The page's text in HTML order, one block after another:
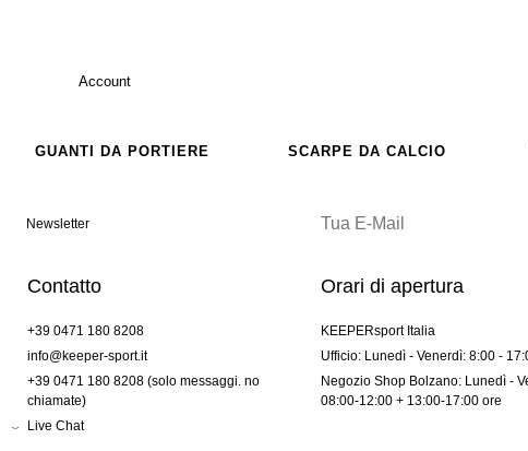
Account
GUANTI DA PORTIERE SCARPE DA CALCIO
Newsletter
Contatto
+39 0471 180 8208
info@keeper-sport.it
+39 0471 180 8208 (solo messaggi. no
chiamate)
Live Chat
Orari di apertura
KEEPERsport Italia
Ufficio: Lunedì - Venerdì: 8:00 -
Negozio Shop Bolzano: Lunedì -
08:00-12:00 + 13:00-17:00 ore